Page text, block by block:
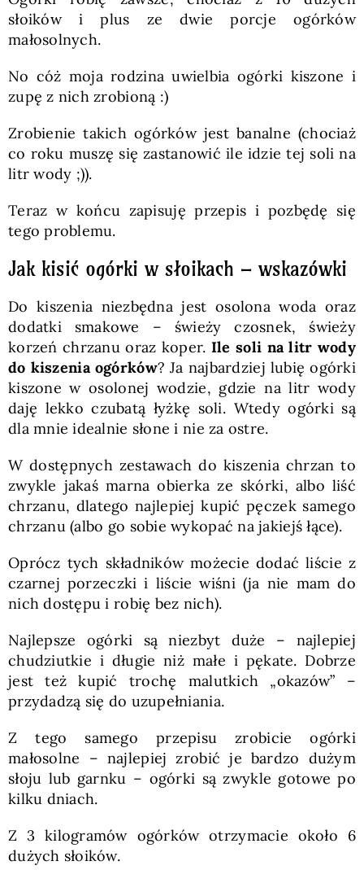
słoików i plus ze dwie porcje ogórków
małosolnych.
No cóż moja rodzina uwielbia ogórki kiszone i
zupę z nich zrobioną :)
Zrobienie takich ogórków jest banalne (chociaż
co roku muszę się zastanowić ile idzie tej soli na
litr wody ;)).
Teraz w końcu zapisuję przepis i pozbędę się
tego problemu.
Jak kisić ogórki w słoikach – wskazówki
Do kiszenia niezbędna jest osolona woda oraz
dodatki smakowe – świeży czosnek, świeży
korzeń chrzanu oraz koper. Ile soli na litr wody
do kiszenia ogórków? Ja najbardziej lubię ogórki
kiszone w osolonej wodzie, gdzie na litr wody
daję lekko czubatą łyżkę soli. Wtedy ogórki są
dla mnie idealnie słone i nie za ostre.
W dostępnych zestawach do kiszenia chrzan to
zwykle jakaś marna obierka ze skórki, albo liść
chrzanu, dlatego najlepiej kupić pęczek samego
chrzanu (albo go sobie wykopać na jakiejś łące).
Oprócz tych składników możecie dodać liście z
czarnej porzeczki i liście wiśni (ja nie mam do
nich dostępu i robię bez nich).
Najlepsze ogórki są niezbyt duże – najlepiej
chudziutkie i długie niż małe i pękate. Dobrze
jest też kupić trochę malutkich „okazów” –
przydadzą się do uzupełniania.
Z tego samego przepisu zrobicie ogórki
małosolne – najlepiej zrobić je bardzo dużym
słoju lub garnku – ogórki są zwykle gotowe po
kilku dniach.
Z 3 kilogramów ogórków otrzymacie około 6
dużych słoików.